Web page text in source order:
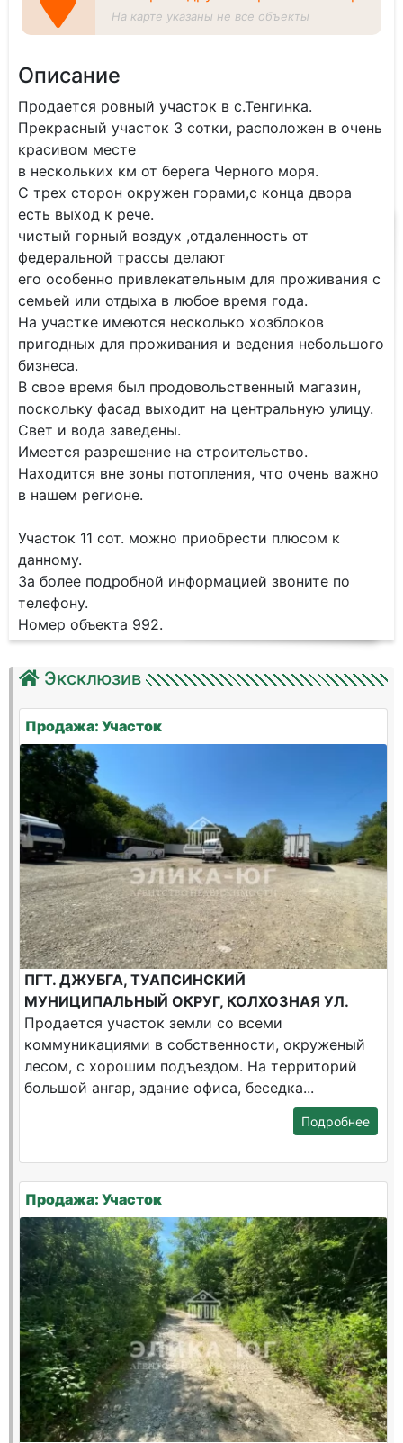
На карте указаны не все объекты
Описание
Продается ровный участок в с.Тенгинка.
Прекрасный участок 3 сотки, расположен в очень
красивом месте
в нескольких км от берега Черного моря.
С трех сторон окружен горами,с конца двора
есть выход к рече.
чистый горный воздух ,отдаленность от
федеральной трассы делают
его особенно привлекательным для проживания с
семьей или отдыха в любое время года.
На участке имеются несколько хозблоков
пригодных для проживания и ведения небольшого
бизнеса.
В свое время был продовольственный магазин,
поскольку фасад выходит на центральную улицу.
Свет и вода заведены.
Имеется разрешение на строительство.
Находится вне зоны потопления, что очень важно
в нашем регионе.
Участок 11 сот. можно приобрести плюсом к
данному.
За более подробной информацией звоните по
телефону.
Номер объекта 992.
Эксклюзив
Продажа: Участок
ПГТ. ДЖУБГА, ТУАПСИНСКИЙ
МУНИЦИПАЛЬНЫЙ ОКРУГ, КОЛХОЗНАЯ УЛ.
Продается участок земли со всеми
коммуникациями в собственности, окруженый
лесом, с хорошим подъездом. На территорий
большой ангар, здание офиса, беседка...
Подробнее
Продажа: Участок